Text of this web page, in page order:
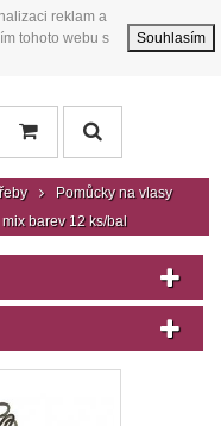
reklam a
tohoto webu s
Souhlasím
Pomůcky na vlasy
barev 12 ks/bal